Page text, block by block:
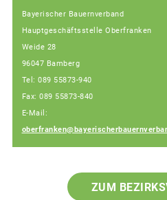
Bayerischer Bauernverband
Hauptgeschäftsstelle Oberfranken
Weide 28
96047 Bamberg
Tel: 089 55873-940
Fax: 089 55873-840
E-Mail:
ZUM